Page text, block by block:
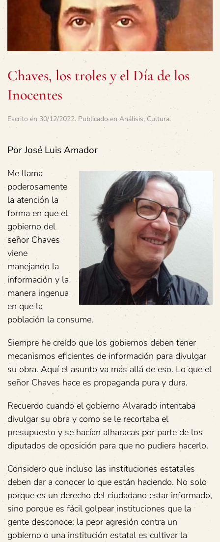
Chaves, los troles y el Día de los
Inocentes
Escrito en 30/12/2022. Publicado en Análisis, Cultura.
Por José Luis Amador
Me llama
poderosamente
la atención la
forma en que el
gobierno del
señor Chaves
viene
manejando la
información y la
manera ingenua
en que la
población la consume.
Siempre he creído que los gobiernos deben tener
mecanismos eficientes de información para divulgar
su obra. Aquí el asunto va más allá de eso. Lo que el
señor Chaves hace es propaganda pura y dura.
Recuerdo cuando el gobierno Alvarado intentaba
divulgar su obra y como se le recortaba el
presupuesto y se hacían alharacas por parte de los
diputados de oposición para que no pudiera hacerlo.
Considero que incluso las instituciones estatales
deben dar a conocer lo que están haciendo. No solo
porque es un derecho del ciudadano estar informado,
sino porque es fácil golpear instituciones que la
gente desconoce: la peor agresión contra un
gobierno o una institución estatal es cultivar la